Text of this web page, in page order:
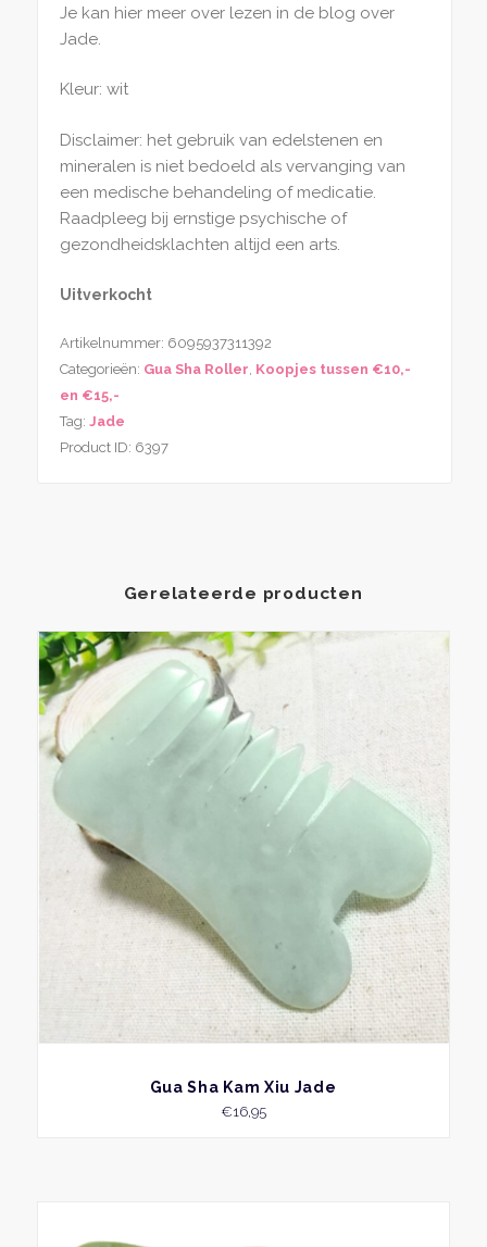
Je kan hier meer over lezen in de blog over
Jade.
Kleur: wit
Disclaimer: het gebruik van edelstenen en
mineralen is niet bedoeld als vervanging van
een medische behandeling of medicatie.
Raadpleeg bij ernstige psychische of
gezondheidsklachten altijd een arts.
Uitverkocht
Artikelnummer: 6095937311392
Categorieën: Gua Sha Roller, Koopjes tussen €10,-
en €15,-
Tag: Jade
Product ID: 6397
Gerelateerde producten
BEKIJKGua Sha Kam Xiu Jade
€16,95